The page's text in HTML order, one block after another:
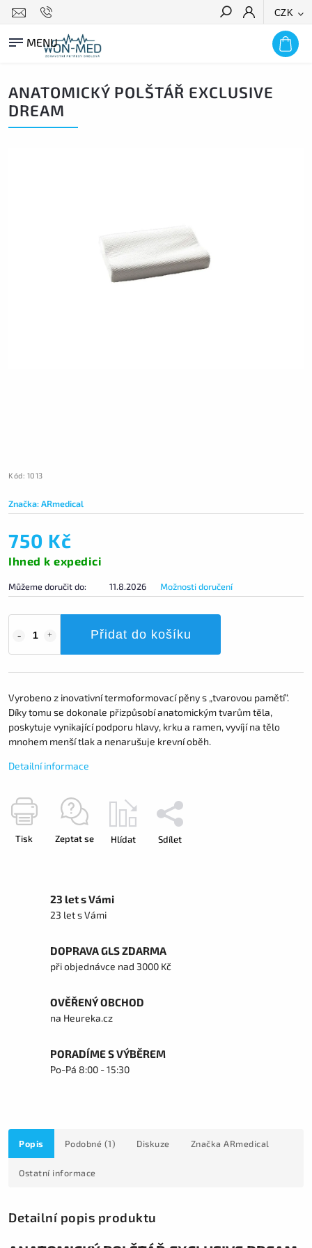
CZK
HLEDAT
ANATOMICKÝ POLŠTÁŘ EXCLUSIVE
DREAM
Kód: 1013
Značka:ARmedical
750 Kč
Ihned k expedici
Můžeme doručit do: 11.8.2026 Možnosti doručení
Přidat do košíku
Vyrobeno z inovativní termoformovací pěny s „tvarovou pamětí“.
Díky tomu se dokonale přizpůsobí anatomickým tvarům těla,
poskytuje vynikající podporu hlavy, krku a ramen, vyvíjí na tělo
mnohem menší tlak a nenarušuje krevní oběh.
Detailní informace
Tisk Zeptat se Hlídat Sdílet
23 let s Vámi
23 let s Vámi
DOPRAVA GLS ZDARMA
při objednávce nad 3000 Kč
OVĚŘENÝ OBCHOD
na Heureka.cz
PORADÍME S VÝBĚREM
Po-Pá 8:00 - 15:30
Popis Podobné (1) Diskuze Značka ARmedical
Ostatní informace
Detailní popis produktu